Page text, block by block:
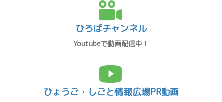
ひろばチャンネル
Youtubeで動画配信中！
ひょうご・しごと情報広場PR動画